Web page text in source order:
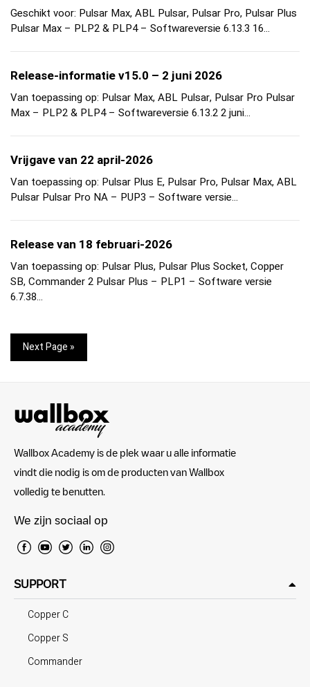
Geschikt voor: Pulsar Max, ABL Pulsar, Pulsar Pro, Pulsar Plus
Pulsar Max – PLP2 & PLP4 – Softwareversie 6.13.3 16…
Release-informatie v15.0 – 2 juni 2026
Van toepassing op: Pulsar Max, ABL Pulsar, Pulsar Pro Pulsar
Max – PLP2 & PLP4 – Softwareversie 6.13.2 2 juni…
Vrijgave van 22 april-2026
Van toepassing op: Pulsar Plus E, Pulsar Pro, Pulsar Max, ABL
Pulsar Pulsar Pro NA – PUP3 – Software versie…
Release van 18 februari-2026
Van toepassing op: Pulsar Plus, Pulsar Plus Socket, Copper
SB, Commander 2 Pulsar Plus – PLP1 – Software versie
6.7.38…
Next Page »
Wallbox Academy is de plek waar u alle informatie
vindt die nodig is om de producten van Wallbox
volledig te benutten.
We zijn sociaal op
SUPPORT
Copper C
Copper S
Commander